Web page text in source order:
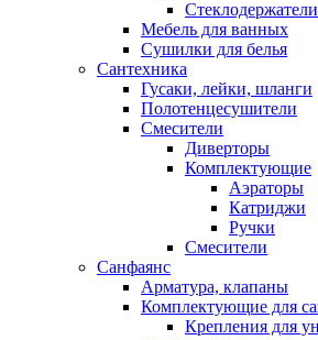
Стеклодержатели
Мебель для ванных
Сушилки для белья
Сантехника
Гусаки, лейки, шланги
Полотенцесушители
Смесители
Диверторы
Комплектующие
Аэраторы
Катриджи
Ручки
Смесители
Санфаянс
Арматура, клапаны
Комплектующие для
Крепления для